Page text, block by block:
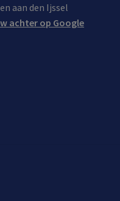
aan den Ijssel
achter op Google